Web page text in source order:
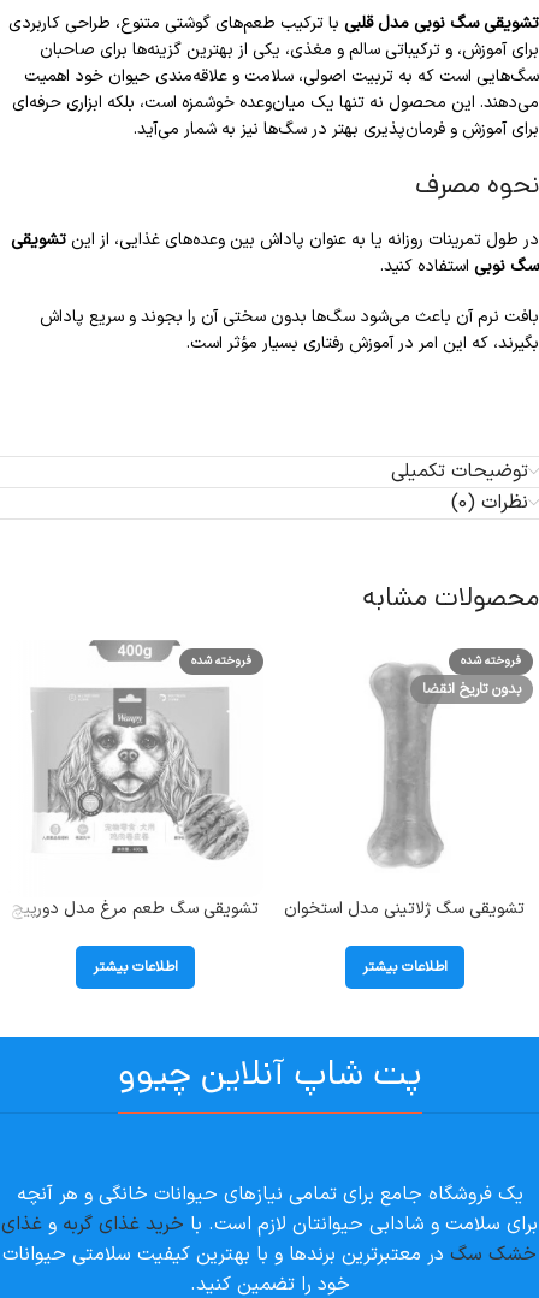
تشویقی سگ نوبی مدل قلبی با ترکیب طعم‌های گوشتی متنوع، طراحی کاربردی
برای آموزش، و ترکیباتی سالم و مغذی، یکی از بهترین گزینه‌ها برای صاحبان
سگ‌هایی است که به تربیت اصولی، سلامت و علاقه‌مندی حیوان خود اهمیت
می‌دهند. این محصول نه تنها یک میان‌وعده خوشمزه است، بلکه ابزاری حرفه‌ای
برای آموزش و فرمان‌پذیری بهتر در سگ‌ها نیز به شمار می‌آید.
نحوه مصرف
در طول تمرینات روزانه یا به عنوان پاداش بین وعده‌های غذایی، از این تشویقی
سگ نوبی استفاده کنید.
بافت نرم آن باعث می‌شود سگ‌ها بدون سختی آن را بجوند و سریع پاداش
بگیرند، که این امر در آموزش رفتاری بسیار مؤثر است.
توضیحات تکمیلی
نظرات (0)
محصولات مشابه
فروخته شده
بدون تاریخ انقضا
تشویقی سگ ژلاتینی مدل استخوان
اطلاعات بیشتر
فروخته شده
تشویقی سگ طعم مرغ مدل دورپیچ
اطلاعات بیشتر
پت شاپ آنلاین چیوو
یک فروشگاه جامع برای تمامی نیازهای حیوانات خانگی و هر آنچه
برای سلامت و شادابی حیوانتان لازم است. با خرید غذای گربه و غذای
خشک سگ در معتبرترین برندها و با بهترین کیفیت سلامتی حیوانات
خود را تضمین کنید.